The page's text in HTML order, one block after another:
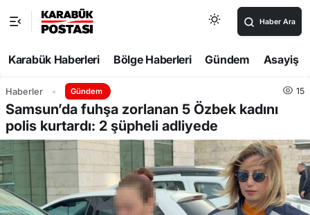
Haber Ara
Karabük Haberleri Bölge Haberleri Gündem Asayiş
Haberler Gündem 15
Samsun’da fuhşa zorlanan 5 Özbek kadını
polis kurtardı: 2 şüpheli adliyede